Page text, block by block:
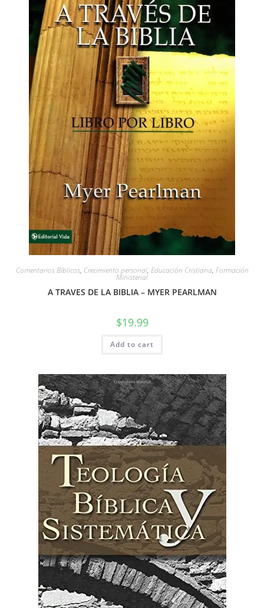
Comentarios Bíblicos, Crecimiento personal, Educación Cristiana, Formación
Ministerial
A TRAVES DE LA BIBLIA – MYER PEARLMAN
$19.99
Add to cart